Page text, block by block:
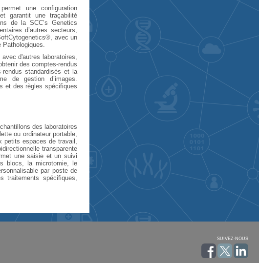
une configuration
garantit une traçabilité
de la SCC’s Genetics
d’autres secteurs,
avec un
Pathologiques.
d'autres laboratoires,
des comptes-rendus
rendus standardisés et la
de gestion d’images.
et des règles spécifiques
des laboratoires
ou ordinateur portable,
petits espaces de travail,
transparente
une saisie et un suivi
blocs, la microtomie, le
par poste de
traitements spécifiques,
SUIVEZ-NOUS